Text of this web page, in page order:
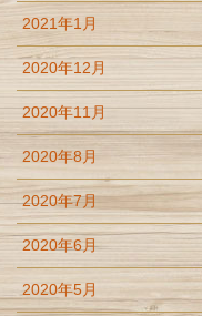
2021年1月
2020年12月
2020年11月
2020年8月
2020年7月
2020年6月
2020年5月